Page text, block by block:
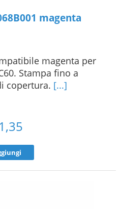
magenta
magenta per
Stampa fino a
copertura. [...]